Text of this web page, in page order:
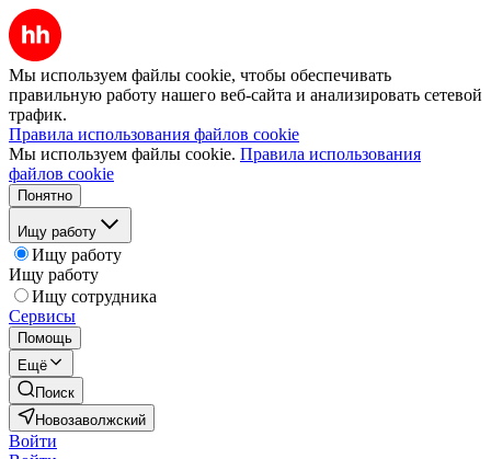
Мы используем файлы cookie, чтобы обеспечивать
правильную работу нашего веб-сайта и анализировать сетевой
трафик.
Правила использования файлов cookie
Мы используем файлы cookie. Правила использования
файлов cookie
Понятно
Ищу работу
Ищу работу
Ищу работу
Ищу сотрудника
Сервисы
Помощь
Ещё
Поиск
Новозаволжский
Войти